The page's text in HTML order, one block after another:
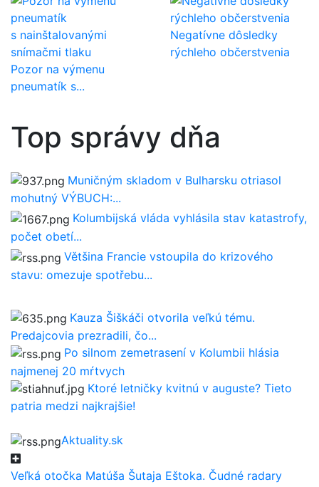
Pozor na výmenu
pneumatík s...
Negatívne dôsledky
rýchleho občerstvenia
Top správy dňa
Muničným skladom v Bulharsku otriasol
mohutný VÝBUCH:...
Kolumbijská vláda vyhlásila stav katastrofy,
počet obetí...
Většina Francie vstoupila do krizového
stavu: omezuje spotřebu...
Kauza Šiškáči otvorila veľkú tému.
Predajcovia prezradili, čo...
Po silnom zemetrasení v Kolumbii hlásia
najmenej 20 mŕtvych
Ktoré letničky kvitnú v auguste? Tieto
patria medzi najkrajšie!
Aktuality.sk
Veľká otočka Matúša Šutaja Eštoka. Čudné radary